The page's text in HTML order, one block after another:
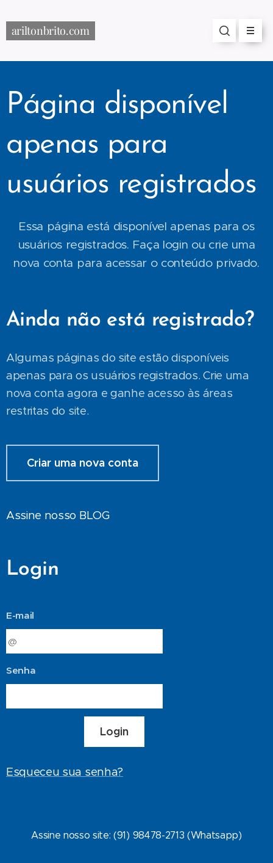
ariltonbrito.com
Página disponível
apenas para
usuários registrados
Essa página está disponível apenas para os
usuários registrados. Faça login ou crie uma
nova conta para acessar o conteúdo privado.
Ainda não está registrado?
Algumas páginas do site estão disponíveis
apenas para os usuários registrados. Crie uma
nova conta agora e ganhe acesso às áreas
restritas do site.
Criar uma nova conta
Assine nosso BLOG
Login
E-mail
Senha
Login
Esqueceu sua senha?
Assine nosso site: (91) 98478-2713 (Whatsapp)